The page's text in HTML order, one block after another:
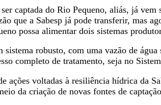
captada do Rio Pequeno, aliás, já
que a Sabesp já pode transferir, mas
possa alimentar dois sistemas
sistema robusto, com uma vazão de
completo de tratamento, seja no
ações voltadas à resiliência hídrica da
da criação de novas fontes de